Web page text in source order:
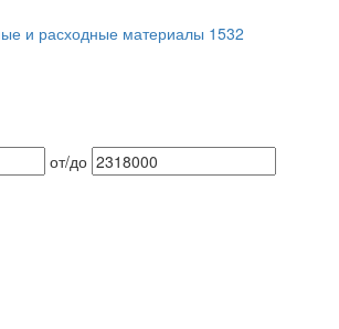
и расходные материалы 1532
от/до